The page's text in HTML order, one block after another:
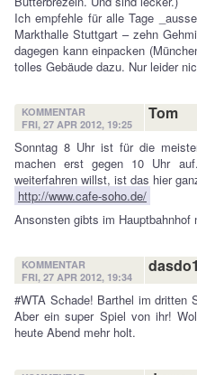
Ich empfehle für alle Tage
Markthalle Stuttgart – zehn
dagegen kann einpacken
tolles Gebäude dazu. Nur leider
KOMMENTAR
FRI, 27 APR 2012, 19:25
Tom
Sonntag 8 Uhr ist für die
machen erst gegen 10 Uhr
weiterfahren willst, ist das hier
http://www.cafe-soho.de/
Ansonsten gibts im Hauptbahnhof
KOMMENTAR
FRI, 27 APR 2012, 19:34
#WTA Schade! Barthel im dritten
Aber ein super Spiel von ihr!
heute Abend mehr holt.